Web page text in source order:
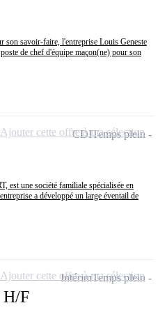
son savoir-faire, l'entreprise Louis Geneste
de chef d'équipe maçon(ne) pour son
est une société familiale spécialisée en
a développé un large éventail de
CDITemps plein
Ajouter cette offre à ma sélection
H/F
IntérimTemps plein
Ajouter cette offre à ma sélection